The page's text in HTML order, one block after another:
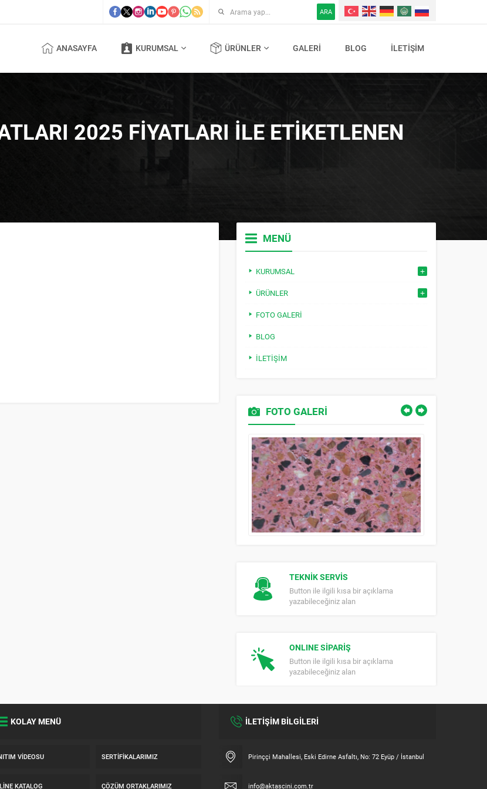
ARA
ANASAYFA KURUMSAL ÜRÜNLER GALERI BLOG İLETIŞIM
2025 FIYATLARI ILE ETIKETLENEN
MENÜ
KURUMSAL
ÜRÜNLER
FOTO GALERI
BLOG
İLETIŞIM
FOTO GALERİ
TEKNİK SERVİS
Button ile ilgili kısa bir açıklama
yazabileceğiniz alan
ONLINE SİPARİŞ
Button ile ilgili kısa bir açıklama
yazabileceğiniz alan
KOLAY MENÜ
VIDEOSU SERTIFIKALARIMIZ
KATALOG ÇÖZÜM ORTAKLARIMIZ
İLETİŞİM BİLGİLERİ
Pirinççi Mahallesi, Eski Edirne Asfaltı, No: 72 Eyüp / İstanbul
info@aktascini.com.tr